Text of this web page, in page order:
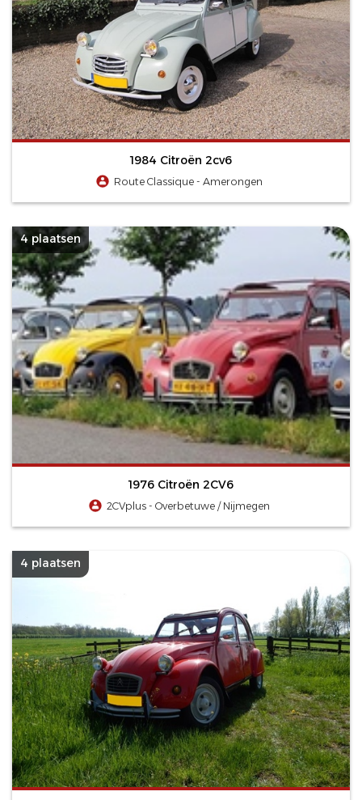
1984 Citroën 2cv6
Route Classique - Amerongen
4 plaatsen
1976 Citroën 2CV6
2CVplus - Overbetuwe / Nijmegen
4 plaatsen